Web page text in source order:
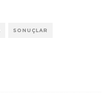
SONUÇLAR